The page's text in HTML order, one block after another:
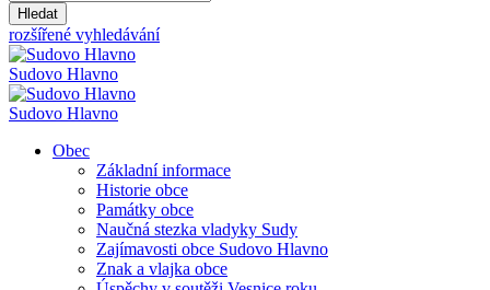
Hledat
rozšířené vyhledávání
Sudovo Hlavno
Sudovo Hlavno
Obec
Základní informace
Historie obce
Památky obce
Naučná stezka vladyky Sudy
Zajímavosti obce Sudovo Hlavno
Znak a vlajka obce